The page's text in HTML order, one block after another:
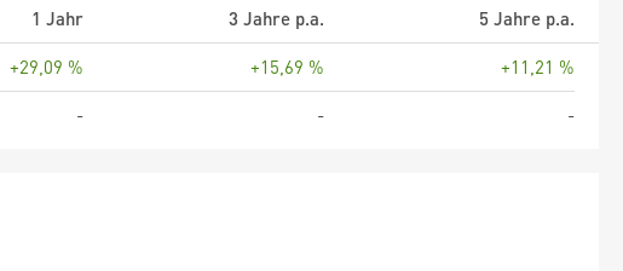
1 Jahr 3 Jahre p.a.
5 Jahre p.a.
+29,09 % +15,69 %
+11,21 %
- - -